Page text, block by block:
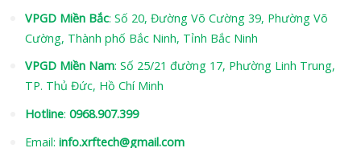
VPGD Miền Bắc: Số 20, Đường Võ Cường 39, Phường Võ
Cường, Thành phố Bắc Ninh, Tỉnh Bắc Ninh
VPGD Miền Nam: Số 25/21 đường 17, Phường Linh Trung,
TP. Thủ Đức, Hồ Chí Minh
Hotline: 0968.907.399
Email: info.xrftech@gmail.com